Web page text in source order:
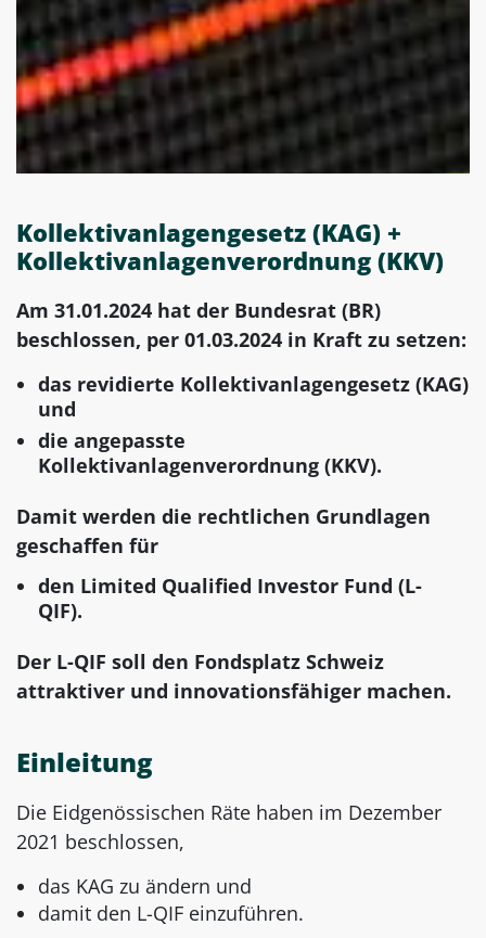
Kollektivanlagengesetz (KAG) +
Kollektivanlagenverordnung (KKV)
Am 31.01.2024 hat der Bundesrat (BR)
beschlossen, per 01.03.2024 in Kraft zu setzen:
das revidierte Kollektivanlagengesetz (KAG)
und
die angepasste
Kollektivanlagenverordnung (KKV).
Damit werden die rechtlichen Grundlagen
geschaffen für
den Limited Qualified Investor Fund (L-
QIF).
Der L-QIF soll den Fondsplatz Schweiz
attraktiver und innovationsfähiger machen.
Einleitung
Die Eidgenössischen Räte haben im Dezember
2021 beschlossen,
das KAG zu ändern und
damit den L-QIF einzuführen.